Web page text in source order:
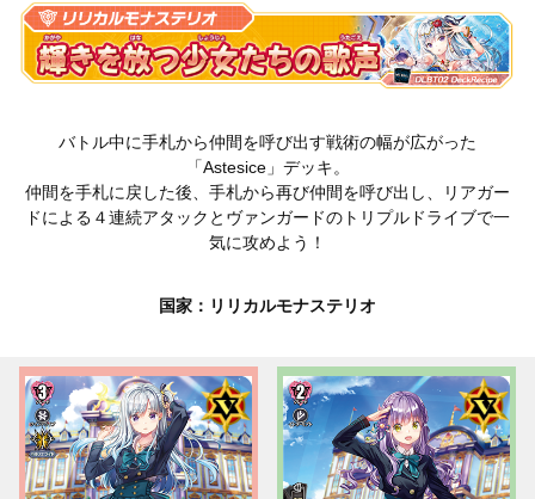
バトル中に手札から仲間を呼び出す戦術の幅が広がった
「Astesice」デッキ。
仲間を手札に戻した後、手札から再び仲間を呼び出し、リアガー
ドによる４連続アタックとヴァンガードのトリプルドライブで一
気に攻めよう！
国家：リリカルモナステリオ